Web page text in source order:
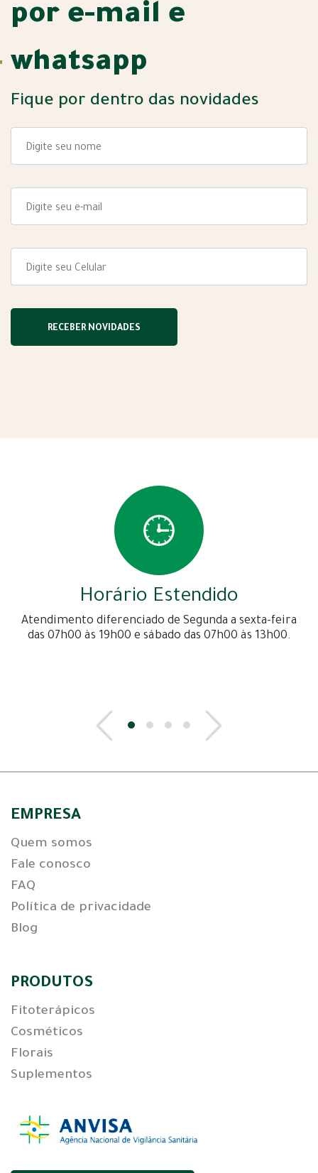
por e-mail e
whatsapp
Fique por dentro das novidades
Horário Estendido
Atendimento diferenciado de Segunda a sexta-feira
das 07h00 às 19h00 e sábado das 07h00 às 13h00.
EMPRESA
Quem somos
Fale conosco
FAQ
Política de privacidade
Blog
PRODUTOS
Fitoterápicos
Cosméticos
Florais
Suplementos